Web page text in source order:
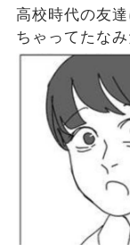
高校時代の友
ちゃってたな